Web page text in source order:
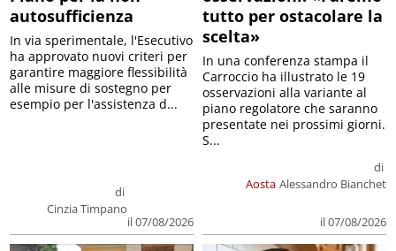
autosufficienza
di
Cinzia Timpano
il 07/08/2026
In via sperimentale, l'Esecutivo
ha approvato nuovi criteri per
garantire maggiore flessibilità
alle misure di sostegno per
esempio per l'assistenza d...
tutto per ostacolare la
scelta»
Aosta
di
Alessandro Bianchet
il 07/08/2026
In una conferenza stampa il
Carroccio ha illustrato le 19
osservazioni alla variante al
piano regolatore che saranno
presentate nei prossimi giorni.
S...